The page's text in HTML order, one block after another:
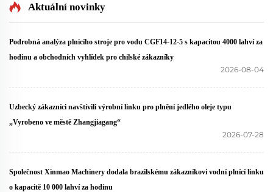
Aktuální novinky
Podrobná analýza plnicího stroje pro vodu CGF14-12-5 s kapacitou 4000 lahví za
hodinu a obchodních vyhlídek pro chilské zákazníky
2026-08-04
Uzbecký zákazníci navštívili výrobní linku pro plnění jedlého oleje typu
„Vyrobeno ve městě Zhangjiagang“
2026-07-28
Společnost Xinmao Machinery dodala brazilskému zákazníkovi vodní plnící linku
o kapacitě 10 000 lahví za hodinu